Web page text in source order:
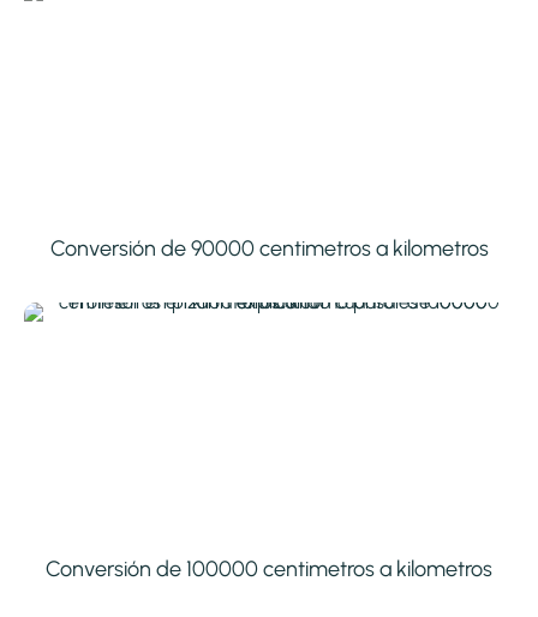
Conversión de 90000 centimetros a kilometros
Conversión de 100000 centimetros a kilometros